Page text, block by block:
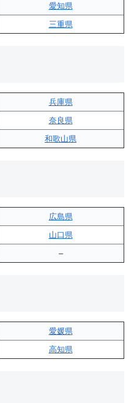
愛知県
三重県
兵庫県
奈良県
和歌山県
広島県
山口県
–
愛媛県
高知県